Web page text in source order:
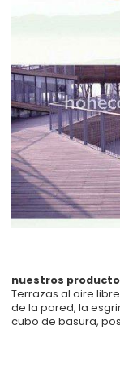
nuestros
Terrazas al aire
de la pared, la
cubo de basura,